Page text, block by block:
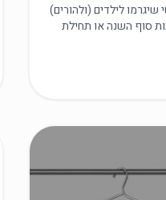
לילדים (ולהורים)
סוף השנה או תחילת